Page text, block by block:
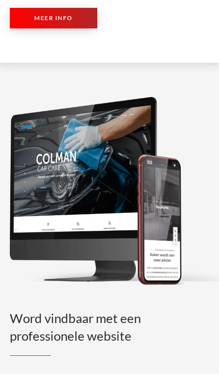
MEER INFO
Word vindbaar met een
professionele website